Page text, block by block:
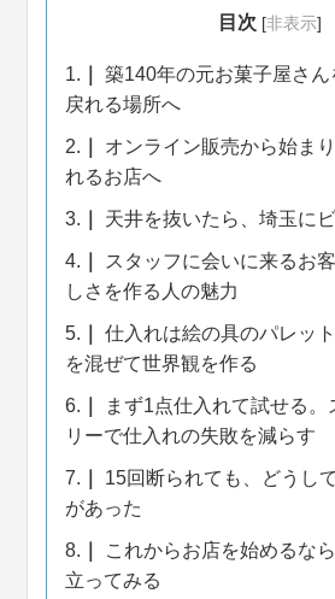
目次 [非表示]
1.
築140年の元お菓子屋さん
戻れる場所へ
2.
オンライン販売から始ま
れるお店へ
3. 天井を抜いたら、埼玉に
4.
スタッフに会いに来るお
しさを作る人の魅力
5.
仕入れは絵の具のパレッ
を混ぜて世界観を作る
6.
まず1点仕入れて試せる
リーで仕入れの失敗を減らす
7.
15回断られても、どうし
があった
8.
これからお店を始めるな
立ってみる